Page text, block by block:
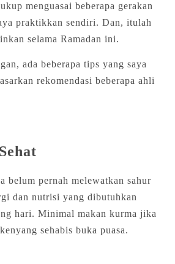
menguasai beberapa gerakan
praktikkan sendiri. Dan, itulah
selama Ramadan ini.
ada beberapa tips yang saya
rekomendasi beberapa ahli
belum pernah melewatkan sahur
dan nutrisi yang dibutuhkan
hari. Minimal makan kurma jika
sehabis buka puasa.